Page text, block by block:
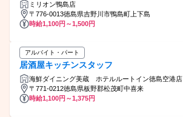
ミリオン鴨島店
〒776-0013徳島県吉野川市鴨島町上下島
時給1,100円～1,500円
アルバイト・パート
居酒屋キッチンスタッフ
海鮮ダイニング美蔵 ホテルルートイン徳島空港店
〒771-0212徳島県板野郡松茂町中喜来
時給1,100円～1,375円